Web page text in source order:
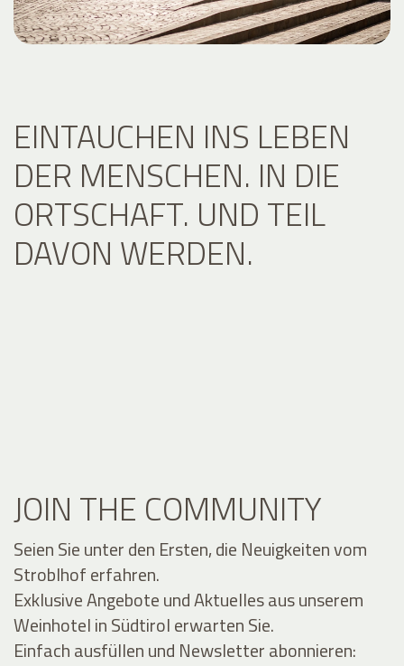
EINTAUCHEN INS LEBEN
DER MENSCHEN. IN DIE
ORTSCHAFT. UND TEIL
DAVON WERDEN.
JOIN THE COMMUNITY
Seien Sie unter den Ersten, die Neuigkeiten vom
Stroblhof erfahren.
Exklusive Angebote und Aktuelles aus unserem
Weinhotel in Südtirol erwarten Sie.
Einfach ausfüllen und Newsletter abonnieren: